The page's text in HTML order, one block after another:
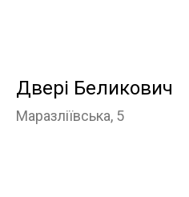
Двері Беликович
Маразліївська, 5